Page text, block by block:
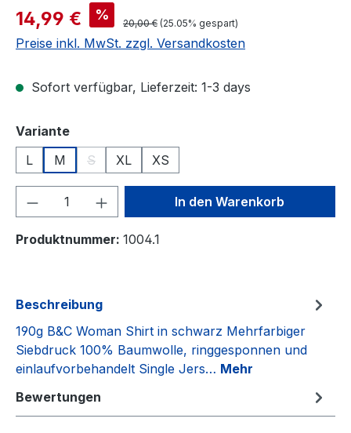
Verkaufspreis:
14,99 € % Regulärer Preis:
20,00 € (25.05% gespart)
Preise inkl. MwSt. zzgl. Versandkosten
Sofort verfügbar, Lieferzeit: 1-3 days
Varianteauswählen
L
M S
(Diese Option ist zurzeit nicht verfügbar.)
XL XS
Produkt Anzahl: Gib denIn den Warenkorb
Produktnummer: 1004.1
Beschreibung
190g B&C Woman Shirt in schwarz Mehrfarbiger
Siebdruck 100% Baumwolle, ringgesponnen und
einlaufvorbehandelt Single Jers… Mehr
Bewertungen